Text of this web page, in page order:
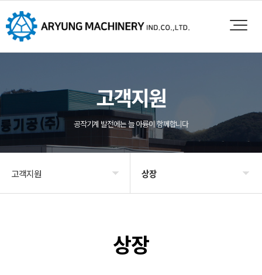
고객지원
공작기계 발전에는 늘 아륭이 함께합니다
고객지원 상장
인증
상장